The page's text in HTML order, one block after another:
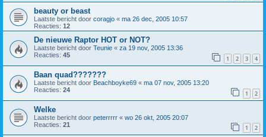
beauty or beast
Laatste bericht door coragjo « ma 26 dec, 2005 10:57
Reacties: 12
De nieuwe Raptor HOT or NOT?
Laatste bericht door Teunie « za 19 nov, 2005 13:36
Reacties: 45 1 2 3 4
Baan quad???????
Laatste bericht door Beachboyke69 « ma 07 nov, 2005 13:20
Reacties: 24 1 2
Welke
Laatste bericht door peterrrrr « wo 26 okt, 2005 20:07
Reacties: 21 1 2